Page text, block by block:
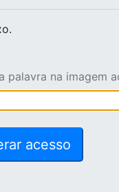
palavra na imagem